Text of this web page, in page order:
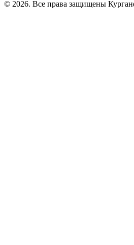
© 2026. Все права защищены